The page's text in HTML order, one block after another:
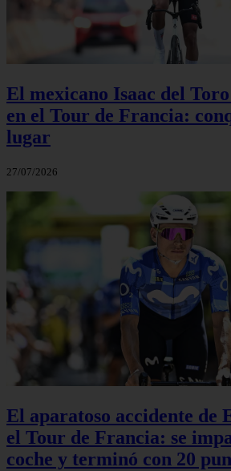
El mexicano Isaac del
en el Tour de Francia:
lugar
27/07/2026
El aparatoso accidente de
el Tour de Francia: se
coche y terminó con 20